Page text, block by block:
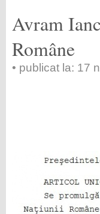
Avram
Române
• publicat la: 17